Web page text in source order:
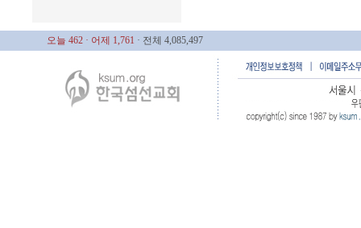
오늘 462 · 어제 1,761 · 전체 4,085,497